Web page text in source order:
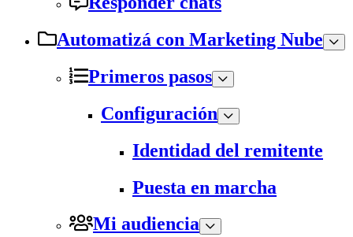
Automatizá con Marketing Nube
Primeros pasos
Configuración
Identidad del remitente
Puesta en marcha
Mi audiencia